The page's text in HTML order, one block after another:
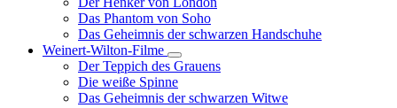
Bryan-
Wallace-
Das Phantom von Soho
Das Geheimnis der schwarzen Handschuhe
Weinert-Wilton-Filme
Unternavigation
von
Weinert-
Wilton-
Der Teppich des Grauens
Die weiße Spinne
Das Geheimnis der schwarzen Witwe